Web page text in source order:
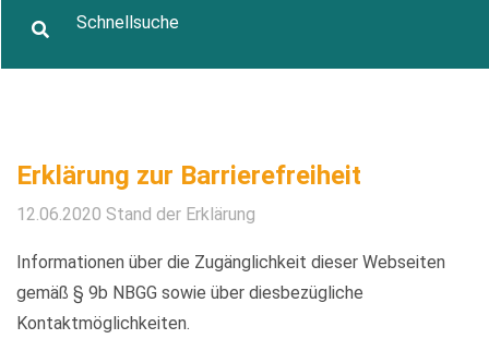
Erklärung zur Barrierefreiheit
12.06.2020 Stand der Erklärung
Informationen über die Zugänglichkeit dieser Webseiten
gemäß § 9b NBGG sowie über diesbezügliche
Kontaktmöglichkeiten.